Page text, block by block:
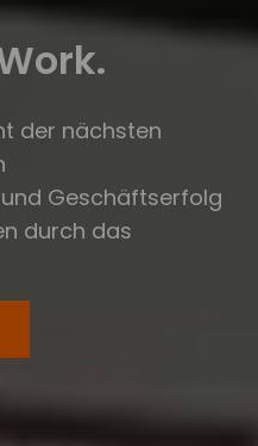
der nächsten
Geschäftserfolg
durch das